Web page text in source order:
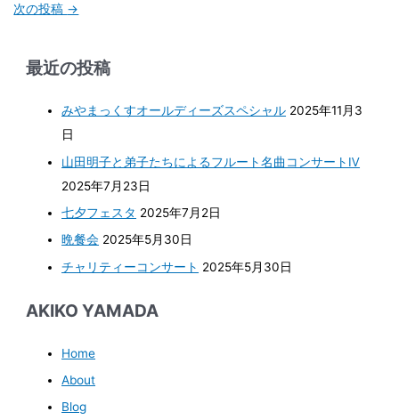
次の投稿 →
最近の投稿
みやまっくすオールディーズスペシャル 2025年11月3
日
山田明子と弟子たちによるフルート名曲コンサートⅣ
2025年7月23日
七夕フェスタ 2025年7月2日
晩餐会 2025年5月30日
チャリティーコンサート 2025年5月30日
AKIKO YAMADA
Home
About
Blog